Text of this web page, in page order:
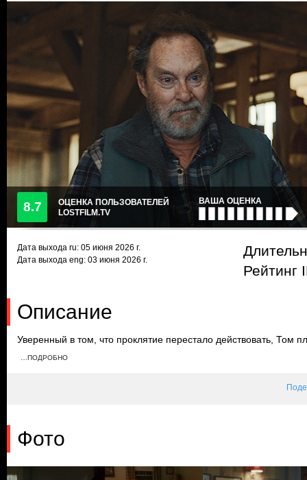
8.7
ОЦЕНКА ПОЛЬЗОВАТЕЛЕЙ
LOSTFILM.TV
ВАША ОЦЕНКА
Дата выхода ru: 05 июня 2026 г.
Дата выхода eng: 03 июня 2026 г.
Рейтинг
Описание
Уверенный в том, что проклятие перестало действовать, Том
временем Патриша убегает от Бугимэна и добирается до
…ПОДРОБНО
Фото